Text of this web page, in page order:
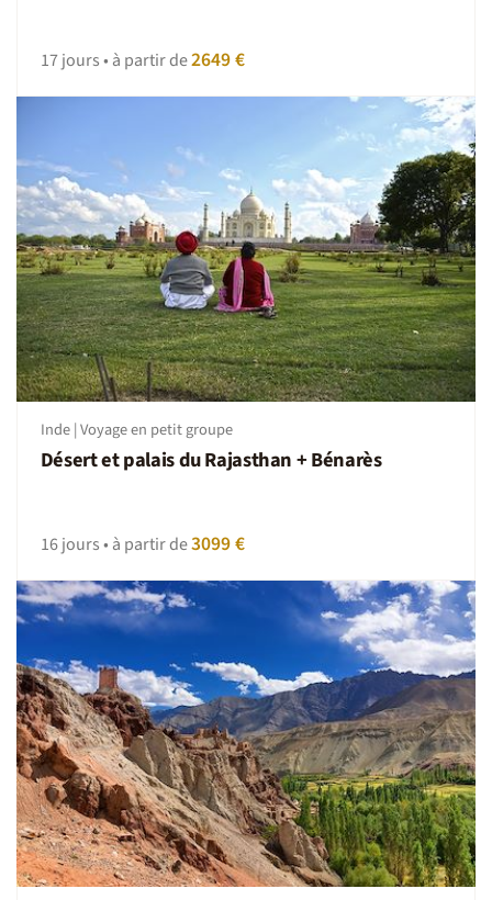
17 jours • à partir de2649 €
Inde | Voyage en petit groupe
Désert et palais du Rajasthan + Bénarès
16 jours • à partir de3099 €